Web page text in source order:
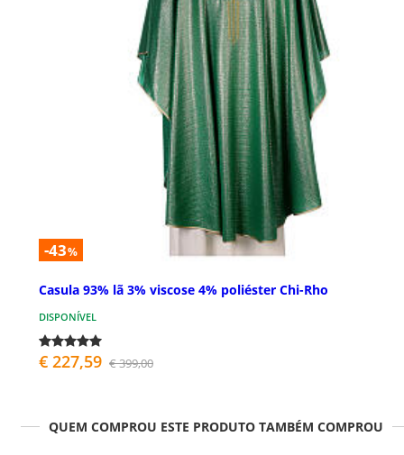
-43%
Casula 93% lã 3% viscose 4% poliéster Chi-Rho
DISPONÍVEL
€ 227,59 € 399,00
QUEM COMPROU ESTE PRODUTO TAMBÉM COMPROU